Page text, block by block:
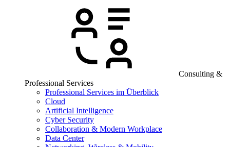
Consulting &
Professional Services
Professional Services im Überblick
Cloud
Artificial Intelligence
Cyber Security
Collaboration & Modern Workplace
Data Center